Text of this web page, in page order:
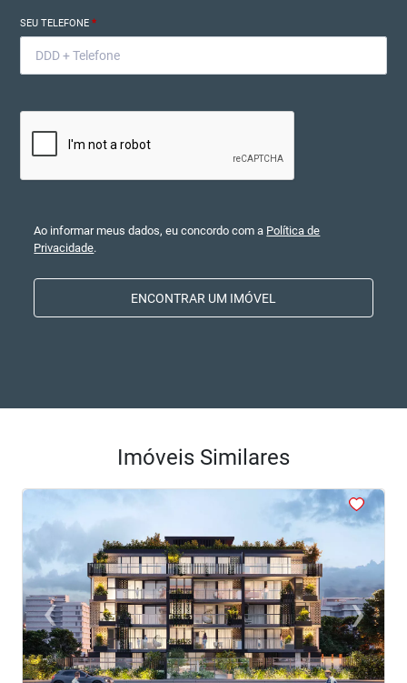
SEU TELEFONE*
Ao informar meus dados, eu concordo com a Política de
Privacidade.
ENCONTRAR UM IMÓVEL
Imóveis Similares
‹Previous ›Next